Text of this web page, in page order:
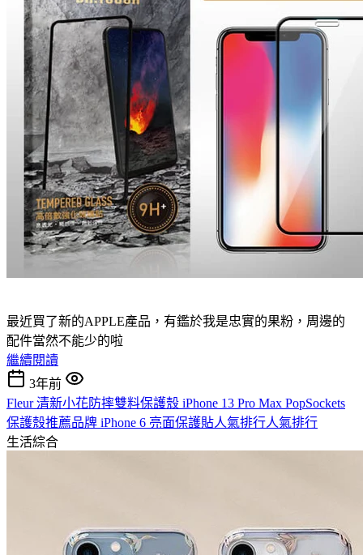
最近買了新的APPLE產品，有鑑於我是忠實的果粉，周邊的
配件當然不能少的啦
繼續閱讀
3年前
Fleur 清新小花防摔雙料保護殼 iPhone 13 Pro Max PopSockets
保護殼推薦品牌 iPhone 6 亮面保護貼人氣排行人氣排行
生活綜合